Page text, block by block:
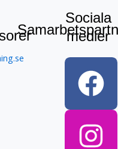
Sociala
medier
F
a
c
e
I
n
s
t